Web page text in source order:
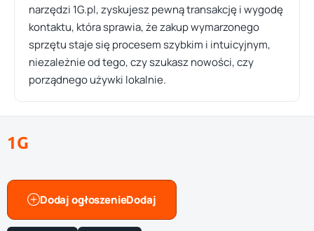
narzędzi 1G.pl, zyskujesz pewną transakcję i wygodę
kontaktu, która sprawia, że zakup wymarzonego
sprzętu staje się procesem szybkim i intuicyjnym,
niezależnie od tego, czy szukasz nowości, czy
porządnego używki lokalnie.
1G
Dodaj ogłoszenie